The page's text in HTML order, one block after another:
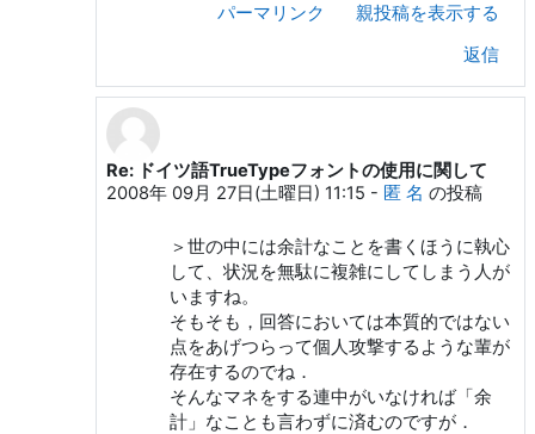
パーマリンク
親投稿を表示する
返信
匿 名 への返信
Re: ドイツ語TrueTypeフォントの使用に関して
2008年 09月 27日(土曜日) 11:15 - 匿 名 の投稿
＞世の中には余計なことを書くほうに執心
して、状況を無駄に複雑にしてしまう人が
いますね。
そもそも，回答においては本質的ではない
点をあげつらって個人攻撃するような輩が
存在するのでね．
そんなマネをする連中がいなければ「余
計」なことも言わずに済むのですが．